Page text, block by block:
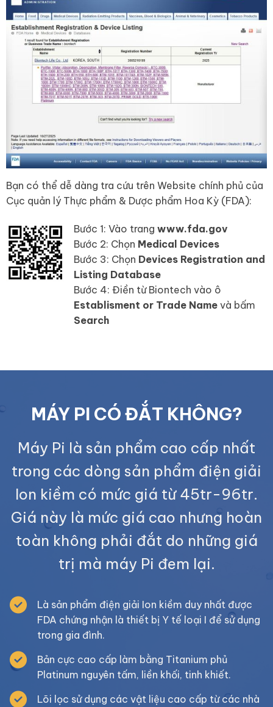
Bạn có thể dễ dàng tra cứu trên Website chính phủ của
Cục quản lý Thực phẩm & Dược phẩm Hoa Kỳ (FDA):
Bước 1: Vào trang www.fda.gov
Bước 2: Chọn Medical Devices
Bước 3: Chọn Devices Registration and
Listing Database
Bước 4: Điền từ Biontech vào ô
Establisment or Trade Namevà bấm
Search
MÁY PI CÓ ĐẮT KHÔNG?
Máy Pi là sản phẩm cao cấp nhất
trong các dòng sản phẩm điện giải
Ion kiềm có mức giá từ 45tr-96tr.
Giá này là mức giá cao nhưng hoàn
toàn không phải đắt do những giá
trị mà máy Pi đem lại.
Là sản phẩm điện giải Ion kiềm duy nhất được
FDA chứng nhận là thiết bị Y tế loại I để sử dụng
trong gia đình.
Bản cực cao cấp làm bằng Titanium phủ
Platinum nguyên tấm, liền khối, tinh khiết.
Lõi lọc sử dụng các vật liệu cao cấp từ các nhà